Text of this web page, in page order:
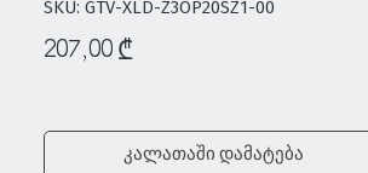
SKU: GTV-XLD-Z3OP20SZ1-00
207,00 ₾Price
კალათაში დამატება